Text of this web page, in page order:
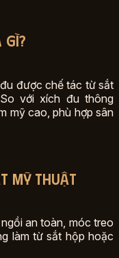
gì?
được chế tác từ sắt
với xích đu thông
mỹ cao, phù hợp sân
mỹ thuật
an toàn, móc treo
làm từ sắt hộp hoặc